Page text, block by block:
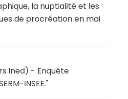
la nuptialité et les
de procréation en mai
Ined) - Enquête
INSEE."